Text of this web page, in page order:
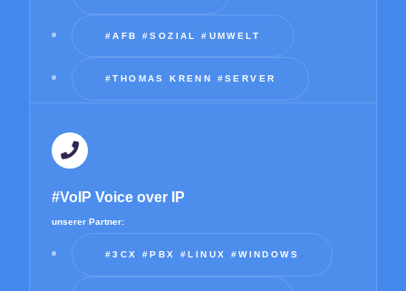
#AFB #SOZIAL #UMWELT
#THOMAS KRENN #SERVER
#VoIP Voice over IP
unserer Partner:
#3CX #PBX #LINUX #WINDOWS